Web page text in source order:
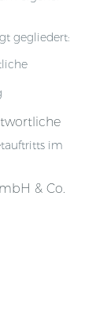
gegliedert:
im
& Co.